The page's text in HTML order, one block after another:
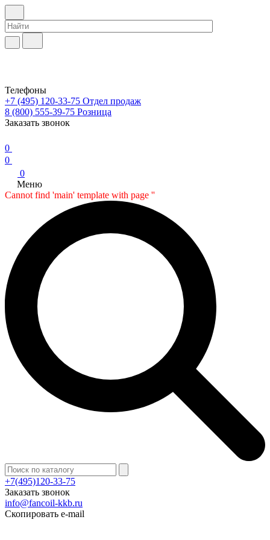
Телефоны
+7 (495) 120-33-75 Отдел продаж
8 (800) 555-39-75 Розница
Заказать звонок
0
0
0
Меню
Cannot find 'main' template with page ''
+7(495)120-33-75
Заказать звонок
info@fancoil-kkb.ru
Скопировать e-mail